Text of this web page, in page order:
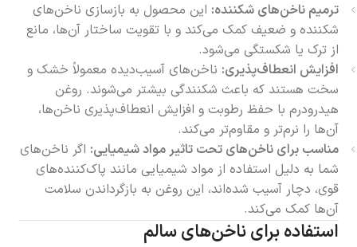
ترمیم ناخن‌های شکننده: این محصول به بازسازی ناخن‌های
شکننده و ضعیف کمک می‌کند و با تقویت ساختار آن‌ها، مانع
از ترک یا شکستگی می‌شود.
افزایش انعطاف‌پذیری: ناخن‌های آسیب‌دیده معمولاً خشک و
سخت هستند که باعث شکنندگی بیشتر می‌شوند. روغن
هیدرودرم با حفظ رطوبت و افزایش انعطاف‌پذیری ناخن‌ها،
آن‌ها را نرم‌تر و مقاوم‌تر می‌کند.
مناسب برای ناخن‌های تحت تاثیر مواد شیمیایی: اگر ناخن‌های
شما به دلیل استفاده از مواد شیمیایی مانند پاک‌کننده‌های
قوی، دچار آسیب شده‌اند، این روغن به بازگرداندن سلامت
آن‌ها کمک می‌کند.
استفاده برای ناخن‌های سالم